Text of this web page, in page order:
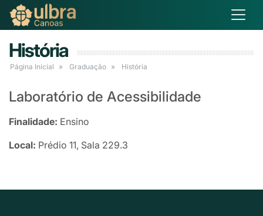
História
Página Inicial Graduação História
Laboratório de Acessibilidade
Finalidade: Ensino
Local: Prédio 11, Sala 229.3